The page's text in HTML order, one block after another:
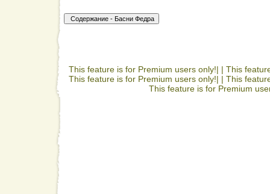
This feature is for Premium users only!| | This
This feature is for Premium users only!| | This
This feature is for Premium